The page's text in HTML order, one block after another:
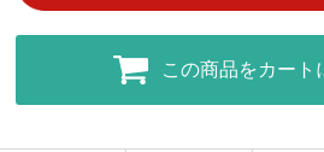
この商品をカート